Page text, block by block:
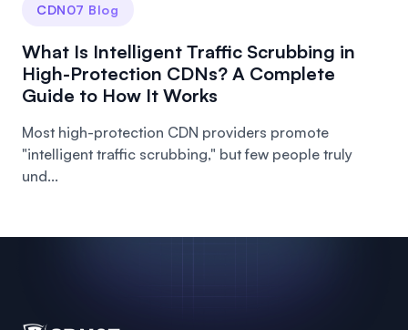
CDN07 Blog
What Is Intelligent Traffic Scrubbing in
High-Protection CDNs? A Complete
Guide to How It Works
Most high-protection CDN providers promote
"intelligent traffic scrubbing," but few people truly
und...